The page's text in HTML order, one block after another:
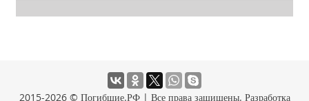
2015-2026 © Погибшие.РФ | Все права защищены. Разработка